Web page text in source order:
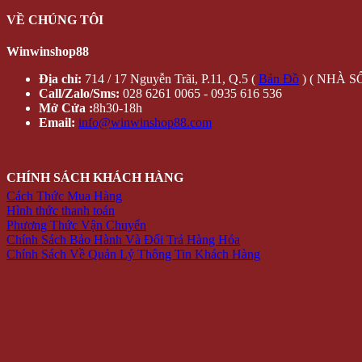
VỀ CHÚNG TÔI
Winwinshop88
Địa chỉ: 714 / 17 Nguyễn Trãi, P.11, Q.5 ( Bản Đồ ) ( NHÀ
Call/Zalo/Sms: 028 6261 0065 - 0935 616 536
Mở Cửa :8h30-18h
Email: info@winwinshop88.com
CHÍNH SÁCH KHÁCH HÀNG
Cách Thức Mua Hàng
Hình thức thanh toán
Phương Thức Vận Chuyển
Chính Sách Bảo Hành Và Đổi Trả Hàng Hóa
Chính Sách Về Quản Lý Thông Tin Khách Hàng